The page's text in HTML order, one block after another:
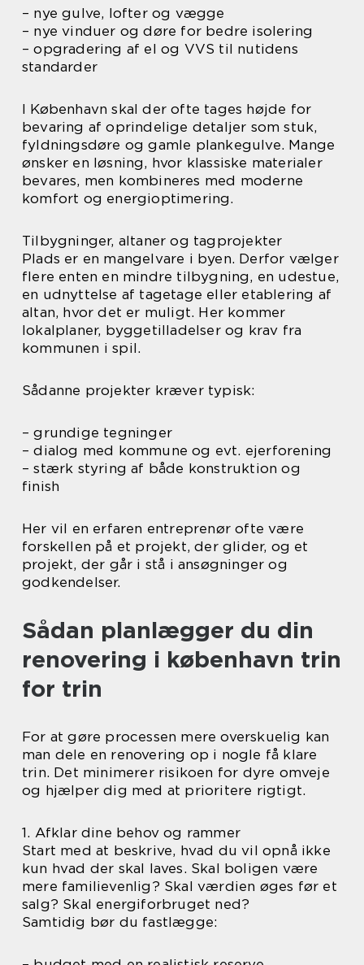
– nye gulve, lofter og vægge
– nye vinduer og døre for bedre isolering
– opgradering af el og VVS til nutidens
standarder
I København skal der ofte tages højde for
bevaring af oprindelige detaljer som stuk,
fyldningsdøre og gamle plankegulve. Mange
ønsker en løsning, hvor klassiske materialer
bevares, men kombineres med moderne
komfort og energioptimering.
Tilbygninger, altaner og tagprojekter
Plads er en mangelvare i byen. Derfor vælger
flere enten en mindre tilbygning, en udestue,
en udnyttelse af tagetage eller etablering af
altan, hvor det er muligt. Her kommer
lokalplaner, byggetilladelser og krav fra
kommunen i spil.
Sådanne projekter kræver typisk:
– grundige tegninger
– dialog med kommune og evt. ejerforening
– stærk styring af både konstruktion og
finish
Her vil en erfaren entreprenør ofte være
forskellen på et projekt, der glider, og et
projekt, der går i stå i ansøgninger og
godkendelser.
Sådan planlægger du din
renovering i københavn trin
for trin
For at gøre processen mere overskuelig kan
man dele en renovering op i nogle få klare
trin. Det minimerer risikoen for dyre omveje
og hjælper dig med at prioritere rigtigt.
1. Afklar dine behov og rammer
Start med at beskrive, hvad du vil opnå ikke
kun hvad der skal laves. Skal boligen være
mere familievenlig? Skal værdien øges før et
salg? Skal energiforbruget ned?
Samtidig bør du fastlægge: